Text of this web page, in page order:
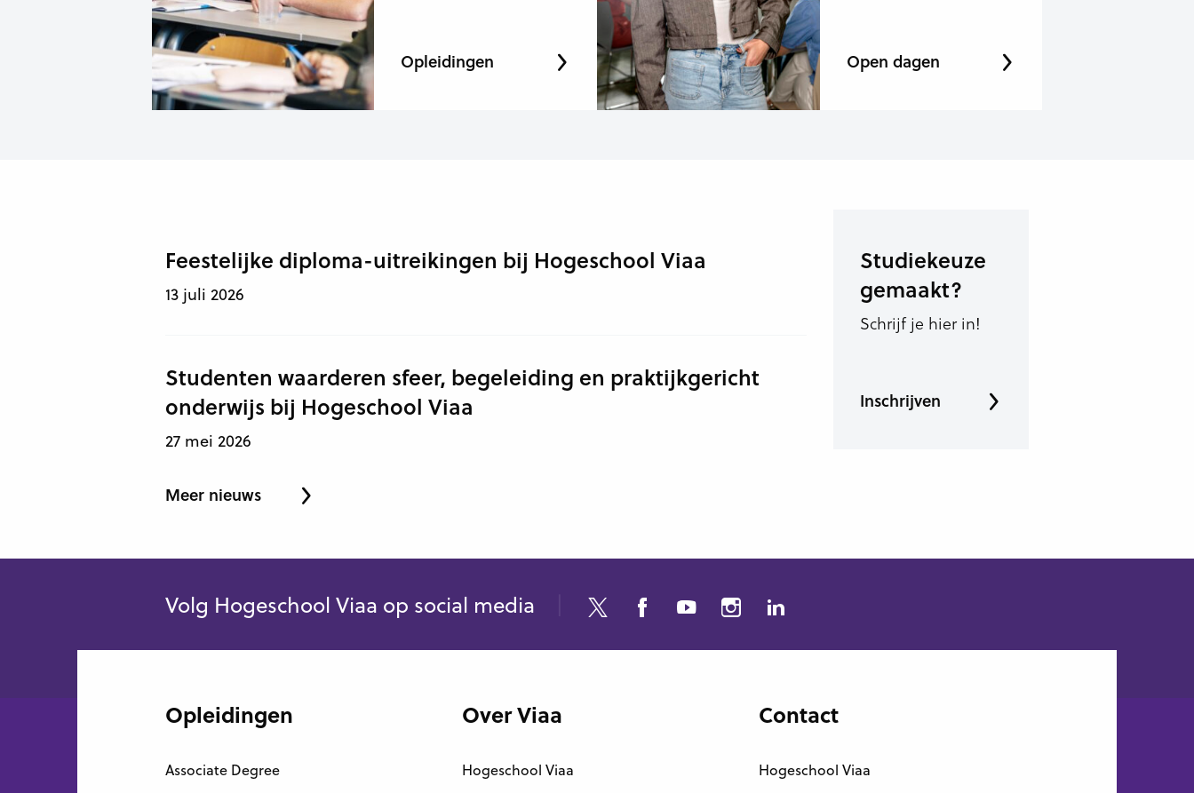
Opleidingen Open dagen
Feestelijke diploma-uitreikingen bij Hogeschool Viaa
13 juli 2026
Studenten waarderen sfeer, begeleiding en praktijkgericht
onderwijs bij Hogeschool Viaa
27 mei 2026
Meer nieuws
Studiekeuze
gemaakt?
Schrijf je hier in!
Inschrijven
Volg Hogeschool Viaa op social media
Opleidingen
Associate Degree
Over Viaa
Hogeschool Viaa
Contact
Hogeschool Viaa